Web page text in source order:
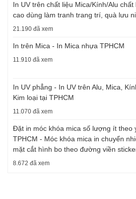
In UV trên chất liệu Mica/Kính/Alu chất
cao dùng làm tranh trang trí, quà lưu
21.190 đã xem
In trên Mica - In Mica nhựa TPHCM
11.910 đã xem
In UV phẳng - In UV trên Alu, Mica,
Kim loại tại TPHCM
11.070 đã xem
Đặt in móc khóa mica số lượng ít theo
TPHCM - Móc khóa mica in chuyển
mặt cắt hình bo theo đường viền
8.672 đã xem